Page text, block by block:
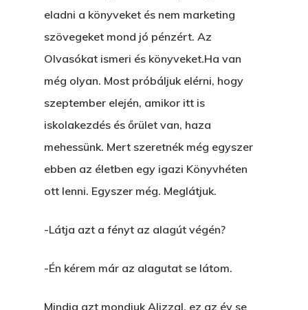
eladni a könyveket és nem marketing
szövegeket mond jó pénzért. Az
Olvasókat ismeri és könyveket.Ha van
még olyan. Most próbáljuk elérni, hogy
szeptember elején, amikor itt is
iskolakezdés és őrület van, haza
mehessünk. Mert szeretnék még egyszer
ebben az életben egy igazi Könyvhéten
ott lenni. Egyszer még. Meglátjuk.
-Látja azt a fényt az alagút végén?
-Én kérem már az alagutat se látom.
Mindig azt mondjuk Alizzal, ez az év se